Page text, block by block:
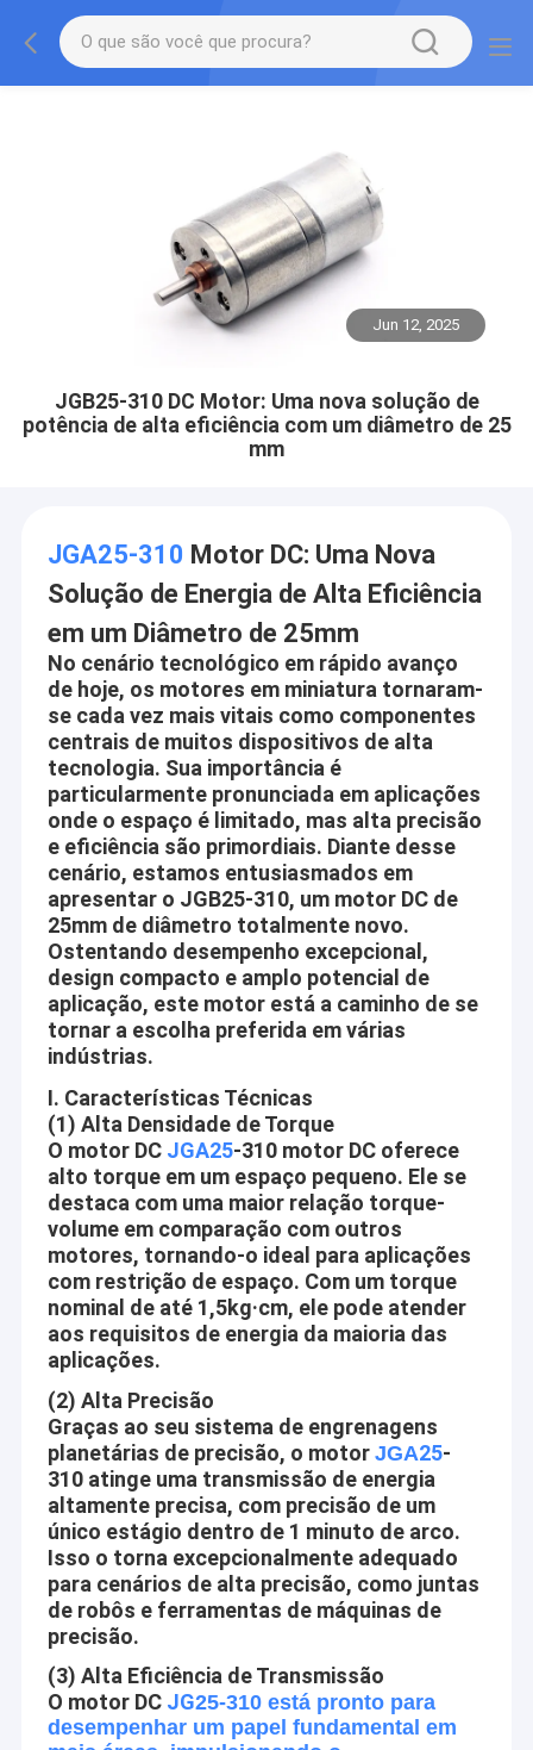
Jun 12, 2025
JGB25-310 DC Motor: Uma nova solução de
potência de alta eficiência com um diâmetro de 25
mm
JGA25-310 Motor DC: Uma Nova
Solução de Energia de Alta Eficiência
em um Diâmetro de 25mm
No cenário tecnológico em rápido avanço
de hoje, os motores em miniatura tornaram-
se cada vez mais vitais como componentes
centrais de muitos dispositivos de alta
tecnologia. Sua importância é
particularmente pronunciada em aplicações
onde o espaço é limitado, mas alta precisão
e eficiência são primordiais. Diante desse
cenário, estamos entusiasmados em
apresentar o JGB25-310, um motor DC de
25mm de diâmetro totalmente novo.
Ostentando desempenho excepcional,
design compacto e amplo potencial de
aplicação, este motor está a caminho de se
tornar a escolha preferida em várias
indústrias.
I. Características Técnicas
(1) Alta Densidade de Torque
O motor DC JGA25-310 motor DC oferece
alto torque em um espaço pequeno. Ele se
destaca com uma maior relação torque-
volume em comparação com outros
motores, tornando-o ideal para aplicações
com restrição de espaço. Com um torque
nominal de até 1,5kg·cm, ele pode atender
aos requisitos de energia da maioria das
aplicações.
(2) Alta Precisão
Graças ao seu sistema de engrenagens
planetárias de precisão, o motor JGA25-
310 atinge uma transmissão de energia
altamente precisa, com precisão de um
único estágio dentro de 1 minuto de arco.
Isso o torna excepcionalmente adequado
para cenários de alta precisão, como juntas
de robôs e ferramentas de máquinas de
precisão.
(3) Alta Eficiência de Transmissão
O motor DC JG25-310 está pronto para
desempenhar um papel fundamental em